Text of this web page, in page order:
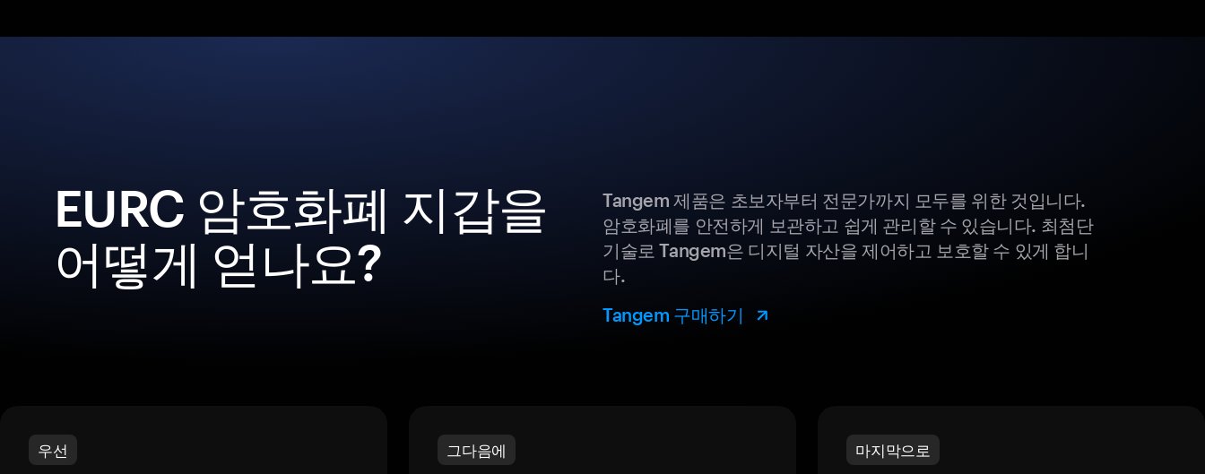
EURC 암호화폐 지갑을
어떻게 얻나요?
Tangem 제품은 초보자부터 전문가까지 모두를 위한 것입니다.
암호화폐를 안전하게 보관하고 쉽게 관리할 수 있습니다. 최첨단
기술로 Tangem은 디지털 자산을 제어하고 보호할 수 있게 합니
다.
Tangem 구매하기
우선 그다음에 마지막으로